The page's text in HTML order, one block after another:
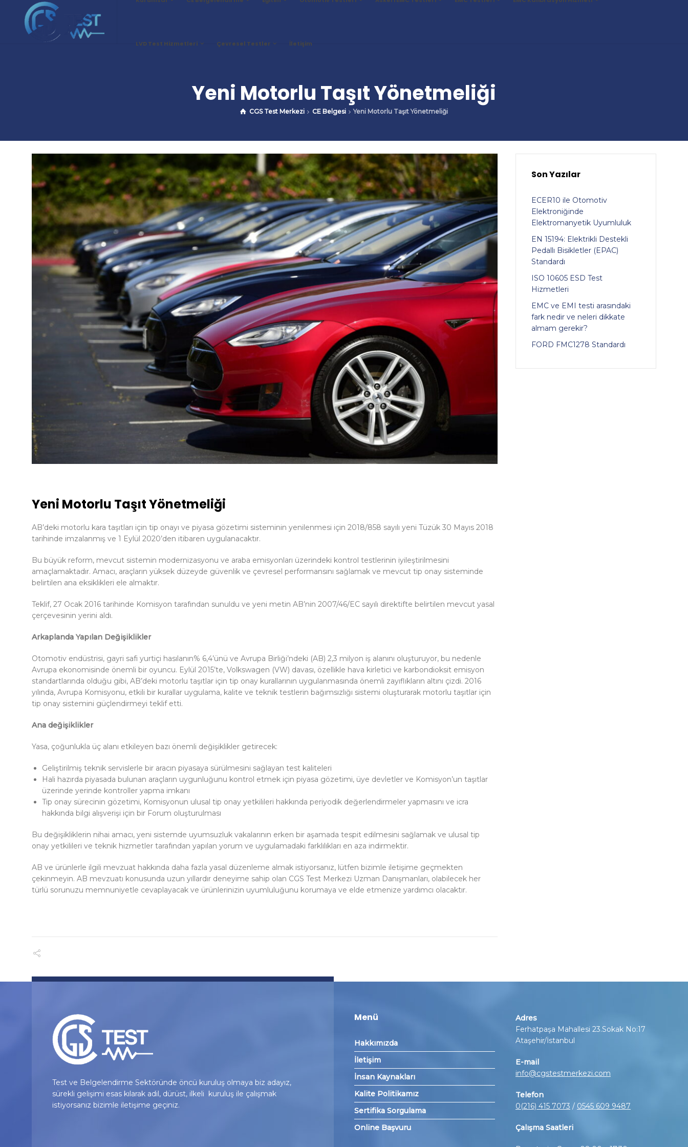
LVD Test Hizmetleri Çevresel Testler İletişim
Yeni Motorlu Taşıt Yönetmeliği
CGS Test Merkezi CE Belgesi Yeni Motorlu Taşıt Yönetmeliği
Yeni Motorlu Taşıt Yönetmeliği
AB’deki motorlu kara taşıtları için tip onayı ve piyasa gözetimi sisteminin yenilenmesi için 2018/858 sayılı yeni Tüzük 30 Mayıs 2018
tarihinde imzalanmış ve 1 Eylül 2020’den itibaren uygulanacaktır.
Bu büyük reform, mevcut sistemin modernizasyonu ve araba emisyonları üzerindeki kontrol testlerinin iyileştirilmesini
amaçlamaktadır. Amacı, araçların yüksek düzeyde güvenlik ve çevresel performansını sağlamak ve mevcut tip onay sisteminde
belirtilen ana eksiklikleri ele almaktır.
Teklif, 27 Ocak 2016 tarihinde Komisyon tarafından sunuldu ve yeni metin AB’nin 2007/46/EC sayılı direktifte belirtilen mevcut yasal
çerçevesinin yerini aldı.
Arkaplanda Yapılan Değişiklikler
Otomotiv endüstrisi, gayri safi yurtiçi hasılanın% 6,4’ünü ve Avrupa Birliği’ndeki (AB) 2,3 milyon iş alanını oluşturuyor, bu nedenle
Avrupa ekonomisinde önemli bir oyuncu. Eylül 2015’te, Volkswagen (VW) davası, özellikle hava kirletici ve karbondioksit emisyon
standartlarında olduğu gibi, AB’deki motorlu taşıtlar için tip onay kurallarının uygulanmasında önemli zayıflıkların altını çizdi. 2016
yılında, Avrupa Komisyonu, etkili bir kurallar uygulama, kalite ve teknik testlerin bağımsızlığı sistemi oluşturarak motorlu taşıtlar için
tip onay sistemini güçlendirmeyi teklif etti.
Ana değişiklikler
Yasa, çoğunlukla üç alanı etkileyen bazı önemli değişiklikler getirecek:
Geliştirilmiş teknik servislerle bir aracın piyasaya sürülmesini sağlayan test kaliteleri
Hali hazırda piyasada bulunan araçların uygunluğunu kontrol etmek için piyasa gözetimi, üye devletler ve Komisyon’un taşıtlar
üzerinde yerinde kontroller yapma imkanı
Tip onay sürecinin gözetimi, Komisyonun ulusal tip onay yetkilileri hakkında periyodik değerlendirmeler yapmasını ve icra
hakkında bilgi alışverişi için bir Forum oluşturulması
Bu değişikliklerin nihai amacı, yeni sistemde uyumsuzluk vakalarının erken bir aşamada tespit edilmesini sağlamak ve ulusal tip
onay yetkilileri ve teknik hizmetler tarafından yapılan yorum ve uygulamadaki farklılıkları en aza indirmektir.
AB ve ürünlerle ilgili mevzuat hakkında daha fazla yasal düzenleme almak istiyorsanız, lütfen bizimle iletişime geçmekten
çekinmeyin. AB mevzuatı konusunda uzun yıllardır deneyime sahip olan CGS Test Merkezi Uzman Danışmanları, olabilecek her
türlü sorunuzu memnuniyetle cevaplayacak ve ürünlerinizin uyumluluğunu korumaya ve elde etmenize yardımcı olacaktır.
Son Yazılar
ECER10 ile Otomotiv
Elektroniğinde
Elektromanyetik Uyumluluk
EN 15194: Elektrikli Destekli
Pedallı Bisikletler (EPAC)
Standardı
ISO 10605 ESD Test
Hizmetleri
EMC ve EMI testi arasındaki
fark nedir ve neleri dikkate
almam gerekir?
FORD FMC1278 Standardı
Test ve Belgelendirme Sektöründe öncü kuruluş olmaya biz adayız,
sürekli gelişimi esas kılarak adil, dürüst, ilkeli kuruluş ile çalışmak
istiyorsanız bizimle iletişime geçiniz.
Menü
Hakkımızda
İletişim
İnsan Kaynakları
Kalite Politikamız
Sertifika Sorgulama
Online Başvuru
Adres
Ferhatpaşa Mahallesi 23.Sokak No:17
Ataşehir/İstanbul
E-mail
info@cgstestmerkezi.com
Telefon
0(216) 415 7073 / 0545 609 9487
Çalışma Saatleri